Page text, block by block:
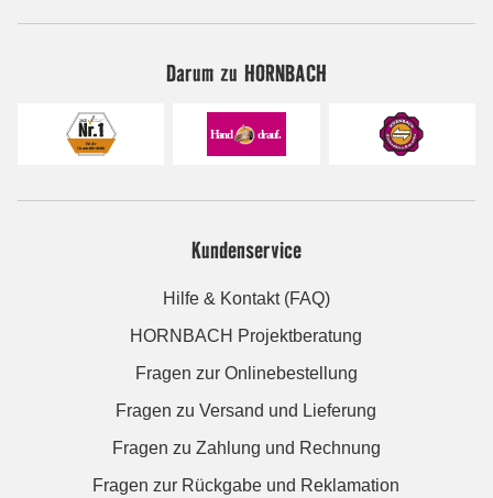
Darum zu HORNBACH
Kundenservice
Hilfe & Kontakt (FAQ)
HORNBACH Projektberatung
Fragen zur Onlinebestellung
Fragen zu Versand und Lieferung
Fragen zu Zahlung und Rechnung
Fragen zur Rückgabe und Reklamation